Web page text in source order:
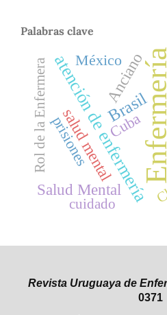
Palabras clave
atención de enfermería
Brasil
Anciano
Salud Mental
salud mental
prisiones
México
Cuba
Rol de la Enfermera
cuidado
Revista Uruguaya de
0371